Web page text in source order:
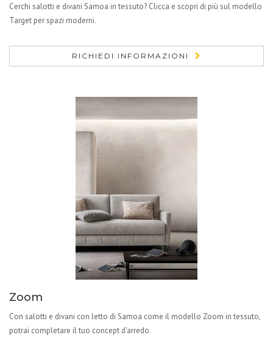
Cerchi salotti e divani Samoa in tessuto? Clicca e scopri di più sul modello
Target per spazi moderni.
RICHIEDI INFORMAZIONI
Zoom
Con salotti e divani con letto di Samoa come il modello Zoom in tessuto,
potrai completare il tuo concept d'arredo.